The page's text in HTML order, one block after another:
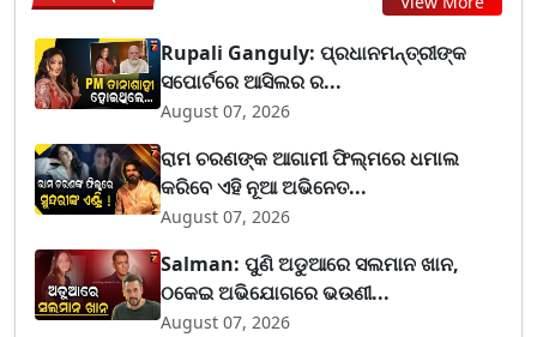
Rupali Ganguly: ପ୍ରଧାନମନ୍ତ୍ରୀଙ୍କ
ସପୋର୍ଟରେ ଆସିଲର ର...
August 07, 2026
ରାମ ଚରଣଙ୍କ ଆଗାମୀ ଫିଲ୍ମରେ ଧମାଲ
କରିବେ ଏହି ନୂଆ ଅଭିନେତ...
August 07, 2026
Salman: ପୁଣି ଅଡୁଆରେ ସଲମାନ ଖାନ,
ଠକେଇ ଅଭିଯୋଗରେ ଭଉଣୀ...
August 07, 2026